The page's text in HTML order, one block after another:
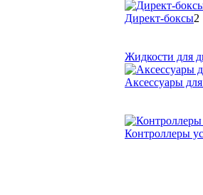
Директ-боксы2
Жидкости для
Аксессуары
Контроллеры